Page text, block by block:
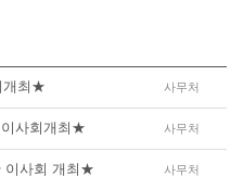
개최★ 사무처
이사회개최★ 사무처
이사회 개최★ 사무처